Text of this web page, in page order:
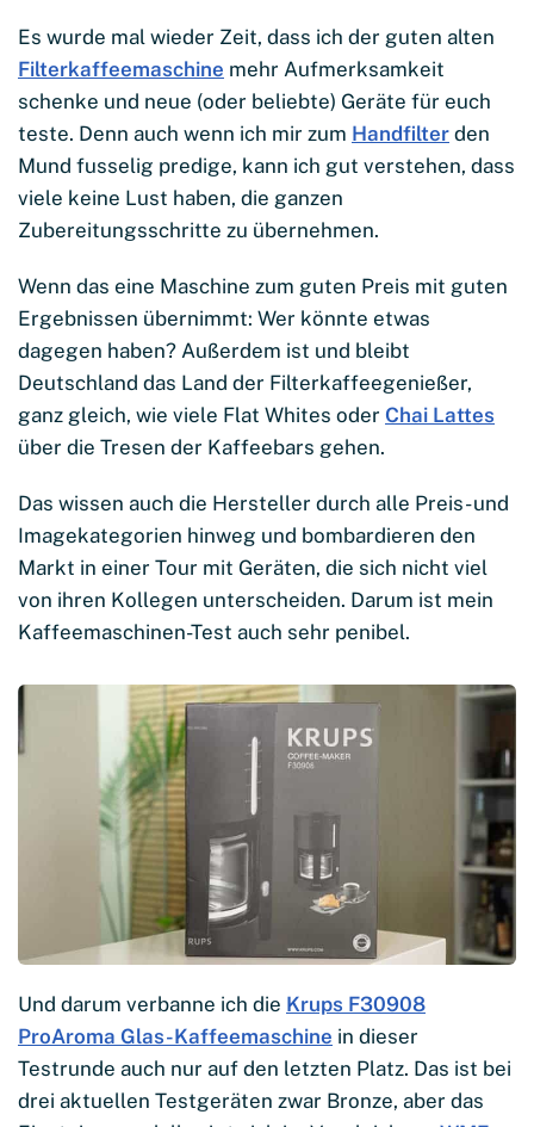
Es wurde mal wieder Zeit, dass ich der guten alten
Filterkaffeemaschine mehr Aufmerksamkeit
schenke und neue (oder beliebte) Geräte für euch
teste. Denn auch wenn ich mir zum Handfilter den
Mund fusselig predige, kann ich gut verstehen, dass
viele keine Lust haben, die ganzen
Zubereitungsschritte zu übernehmen.
Wenn das eine Maschine zum guten Preis mit guten
Ergebnissen übernimmt: Wer könnte etwas
dagegen haben? Außerdem ist und bleibt
Deutschland das Land der Filterkaffeegenießer,
ganz gleich, wie viele Flat Whites oder Chai Lattes
über die Tresen der Kaffeebars gehen.
Das wissen auch die Hersteller durch alle Preis- und
Imagekategorien hinweg und bombardieren den
Markt in einer Tour mit Geräten, die sich nicht viel
von ihren Kollegen unterscheiden. Darum ist mein
Kaffeemaschinen-Test auch sehr penibel.
Und darum verbanne ich die Krups F30908
ProAroma Glas-Kaffeemaschine in dieser
Testrunde auch nur auf den letzten Platz. Das ist bei
drei aktuellen Testgeräten zwar Bronze, aber das